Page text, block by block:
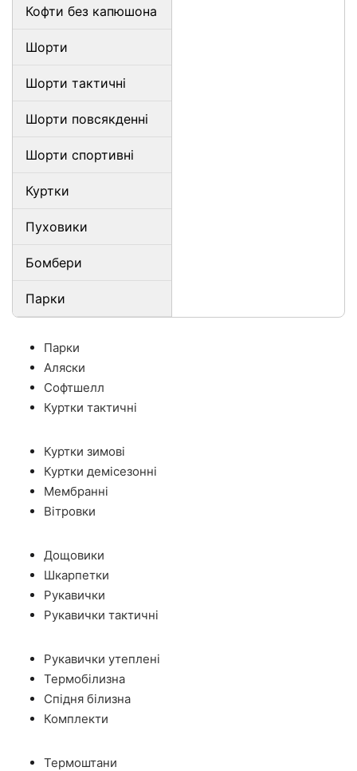
Кофти без капюшона
Шорти
Шорти тактичні
Шорти повсякденні
Шорти спортивні
Куртки
Пуховики
Бомбери
Парки
Парки
Аляски
Софтшелл
Куртки тактичні
Куртки зимові
Куртки демісезонні
Мембранні
Вітровки
Дощовики
Шкарпетки
Рукавички
Рукавички тактичні
Рукавички утеплені
Термобілизна
Спідня білизна
Комплекти
Термоштани